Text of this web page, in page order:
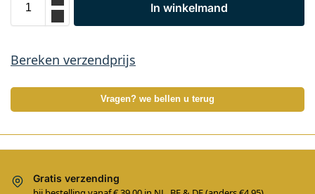
In winkelmand
Bereken verzendprijs
Vragen? we bellen u terug
Gratis verzending